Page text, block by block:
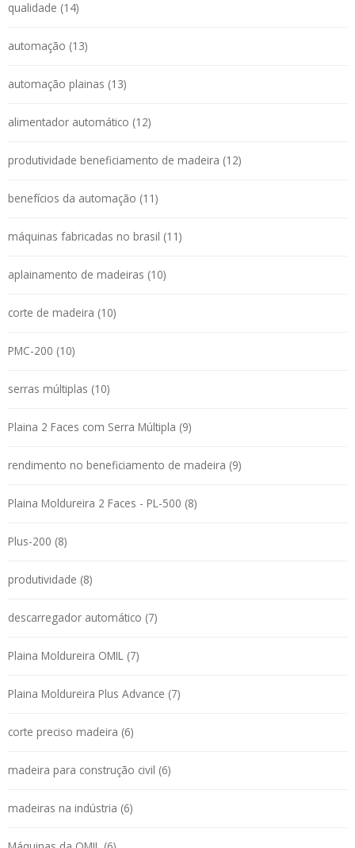
qualidade (14)
automação (13)
automação plainas (13)
alimentador automático (12)
produtividade beneficiamento de madeira (12)
benefícios da automação (11)
máquinas fabricadas no brasil (11)
aplainamento de madeiras (10)
corte de madeira (10)
PMC-200 (10)
serras múltiplas (10)
Plaina 2 Faces com Serra Múltipla (9)
rendimento no beneficiamento de madeira (9)
Plaina Moldureira 2 Faces - PL-500 (8)
Plus-200 (8)
produtividade (8)
descarregador automático (7)
Plaina Moldureira OMIL (7)
Plaina Moldureira Plus Advance (7)
corte preciso madeira (6)
madeira para construção civil (6)
madeiras na indústria (6)